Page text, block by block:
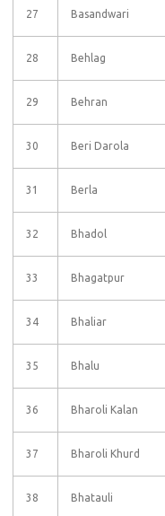
27 Basandwari
28 Behlag
29 Behran
30 Beri Darola
31 Berla
32 Bhadol
33 Bhagatpur
34 Bhaliar
35 Bhalu
36 Bharoli Kalan
37 Bharoli Khurd
38 Bhatauli